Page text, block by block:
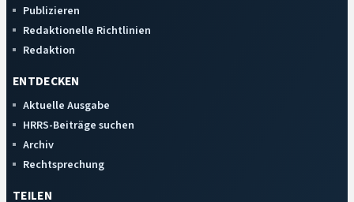
Publizieren
Redaktionelle Richtlinien
Redaktion
ENTDECKEN
Aktuelle Ausgabe
HRRS-Beiträge suchen
Archiv
Rechtsprechung
TEILEN